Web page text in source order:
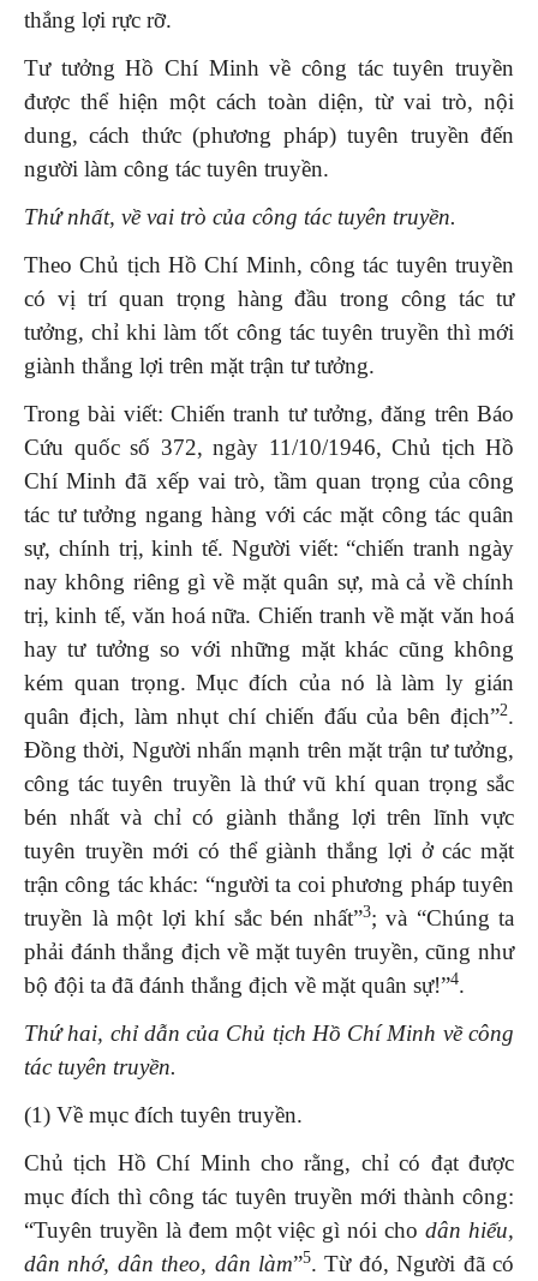
thắng lợi rực rỡ.
Tư tưởng Hồ Chí Minh về công tác tuyên truyền
được thể hiện một cách toàn diện, từ vai trò, nội
dung, cách thức (phương pháp) tuyên truyền đến
người làm công tác tuyên truyền.
Thứ nhất, về vai trò của công tác tuyên truyền.
Theo Chủ tịch Hồ Chí Minh, công tác tuyên truyền
có vị trí quan trọng hàng đầu trong công tác tư
tưởng, chỉ khi làm tốt công tác tuyên truyền thì mới
giành thắng lợi trên mặt trận tư tưởng.
Trong bài viết: Chiến tranh tư tưởng, đăng trên Báo
Cứu quốc số 372, ngày 11/10/1946, Chủ tịch Hồ
Chí Minh đã xếp vai trò, tầm quan trọng của công
tác tư tưởng ngang hàng với các mặt công tác quân
sự, chính trị, kinh tế. Người viết: “chiến tranh ngày
nay không riêng gì về mặt quân sự, mà cả về chính
trị, kinh tế, văn hoá nữa. Chiến tranh về mặt văn hoá
hay tư tưởng so với những mặt khác cũng không
kém quan trọng. Mục đích của nó là làm ly gián
quân địch, làm nhụt chí chiến đấu của bên địch”2.
Đồng thời, Người nhấn mạnh trên mặt trận tư tưởng,
công tác tuyên truyền là thứ vũ khí quan trọng sắc
bén nhất và chỉ có giành thắng lợi trên lĩnh vực
tuyên truyền mới có thể giành thắng lợi ở các mặt
trận công tác khác: “người ta coi phương pháp tuyên
truyền là một lợi khí sắc bén nhất”3; và “Chúng ta
phải đánh thắng địch về mặt tuyên truyền, cũng như
bộ đội ta đã đánh thắng địch về mặt quân sự!”4.
Thứ hai, chỉ dẫn của Chủ tịch Hồ Chí Minh về công
tác tuyên truyền.
(1) Về mục đích tuyên truyền.
Chủ tịch Hồ Chí Minh cho rằng, chỉ có đạt được
mục đích thì công tác tuyên truyền mới thành công:
“Tuyên truyền là đem một việc gì nói chodân hiểu,
dân nhớ, dân theo, dân làm”5. Từ đó, Người đã có